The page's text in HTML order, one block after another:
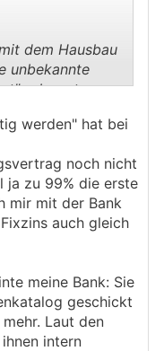
dem Hausbau
unbekannte
abwarten
im Juli herrscht
der Rest?
Wohnbaukredit
werden?
werden" hat bei
noch nicht
ja zu 99% die erste
mir mit der Bank
auch gleich
meine Bank: Sie
geschickt
Laut den
intern